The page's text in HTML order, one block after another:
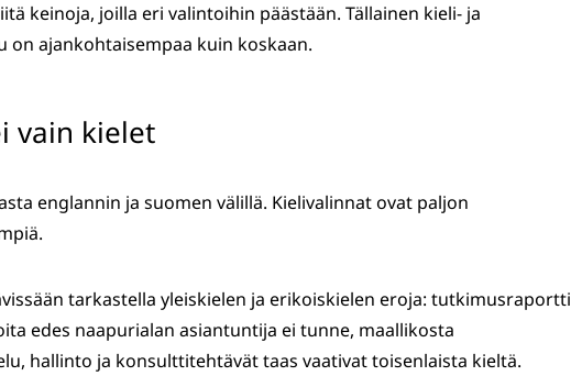
keinoja, joilla eri valintoihin päästään. Tällainen kieli- ja
ajankohtaisempaa kuin koskaan.
vain kielet
englannin ja suomen välillä. Kielivalinnat ovat paljon
tarkastella yleiskielen ja erikoiskielen eroja: tutkimusraportti
edes naapurialan asiantuntija ei tunne, maallikosta
hallinto ja konsulttitehtävät taas vaativat toisenlaista kieltä.